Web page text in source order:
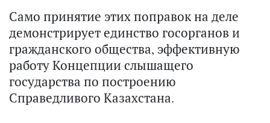
Само принятие этих поправок на деле
демонстрирует единство госорганов и
гражданского общества, эффективную
работу Концепции слышащего
государства по построению
Справедливого Казахстана.